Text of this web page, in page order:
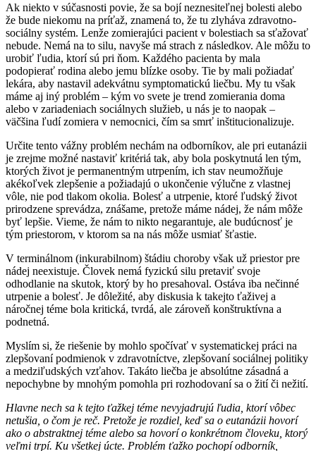
Ak niekto v súčasnosti povie, že sa bojí neznesiteľnej bolesti alebo
že bude niekomu na príťaž, znamená to, že tu zlyháva zdravotno-
sociálny systém. Lenže zomierajúci pacient v bolestiach sa sťažovať
nebude. Nemá na to silu, navyše má strach z následkov. Ale môžu to
urobiť ľudia, ktorí sú pri ňom. Každého pacienta by mala
podopierať rodina alebo jemu blízke osoby. Tie by mali požiadať
lekára, aby nastavil adekvátnu symptomatickú liečbu. My tu však
máme aj iný problém – kým vo svete je trend zomierania doma
alebo v zariadeniach sociálnych služieb, u nás je to naopak –
väčšina ľudí zomiera v nemocnici, čím sa smrť inštitucionalizuje.
Určite tento vážny problém nechám na odborníkov, ale pri eutanázii
je zrejme možné nastaviť kritériá tak, aby bola poskytnutá len tým,
ktorých život je permanentným utrpením, ich stav neumožňuje
akékoľvek zlepšenie a požiadajú o ukončenie výlučne z vlastnej
vôle, nie pod tlakom okolia. Bolesť a utrpenie, ktoré ľudský život
prirodzene sprevádza, znášame, pretože máme nádej, že nám môže
byť lepšie. Vieme, že nám to nikto negarantuje, ale budúcnosť je
tým priestorom, v ktorom sa na nás môže usmiať šťastie.
V terminálnom (inkurabilnom) štádiu choroby však už priestor pre
nádej neexistuje. Človek nemá fyzickú silu pretaviť svoje
odhodlanie na skutok, ktorý by ho presahoval. Ostáva iba nečinné
utrpenie a bolesť. Je dôležité, aby diskusia k takejto ťaživej a
náročnej téme bola kritická, tvrdá, ale zároveň konštruktívna a
podnetná.
Myslím si, že riešenie by mohlo spočívať v systematickej práci na
zlepšovaní podmienok v zdravotníctve, zlepšovaní sociálnej politiky
a medziľudských vzťahov. Takáto liečba je absolútne zásadná a
nepochybne by mnohým pomohla pri rozhodovaní sa o žití či nežití.
Hlavne nech sa k tejto ťažkej téme nevyjadrujú ľudia, ktorí vôbec
netušia, o čom je reč. Pretože je rozdiel, keď sa o eutanázii hovorí
ako o abstraktnej téme alebo sa hovorí o konkrétnom človeku, ktorý
veľmi trpí. Ku všetkej úcte. Problém ťažko pochopí odborník,